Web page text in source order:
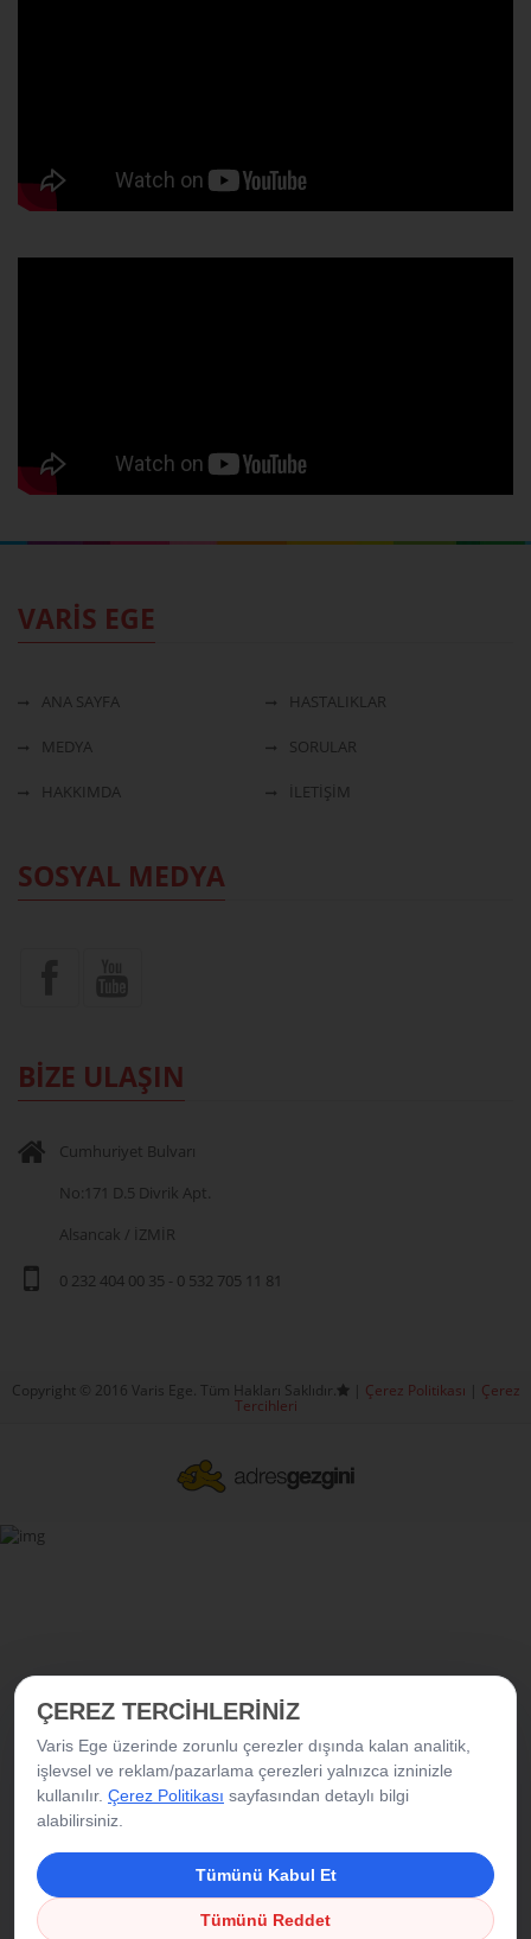
VARİS EGE
ANA SAYFA HASTALIKLAR
MEDYA SORULAR
HAKKIMDA İLETİŞİM
SOSYAL MEDYA
BİZE ULAŞIN
Cumhuriyet Bulvarı
No:171 D.5 Divrik Apt.
Alsancak / İZMİR
0 232 404 00 35 - 0 532 705 11 81
Copyright © 2016 Varis Ege. Tüm Hakları Saklıdır. Çerez Politikası Çerez
Tercihleri
ÇEREZ TERCİHLERİNİZ
Varis Ege üzerinde zorunlu çerezler dışında kalan analitik,
işlevsel ve reklam/pazarlama çerezleri yalnızca izninizle
kullanılır. Çerez Politikası sayfasından detaylı bilgi
alabilirsiniz.
Tümünü Kabul Et
Tümünü Reddet